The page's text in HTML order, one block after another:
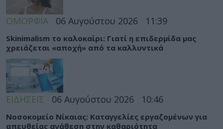
ΟΜΟΡΦΙΑ 06 Αυγούστου 2026 11:39
Skinimalism το καλοκαίρι: Γιατί η επιδερμίδα μας
χρειάζεται «αποχή» από τα καλλυντικά
ΕΙΔΗΣΕΙΣ 06 Αυγούστου 2026 10:46
Νοσοκομείο Νίκαιας: Καταγγελίες εργαζομένων για
απευθείας ανάθεση στην καθαριότητα